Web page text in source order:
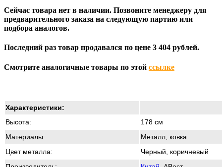
Сейчас товара нет в наличии. Позвоните менеджеру для
предварительного заказа на следующую партию или
подбора аналогов.
Последний раз товар продавался по цене 3 404 рублей.
Смотрите аналогичные товары по этой ссылке
Характеристики:
Высота:
178 см
Материалы:
Металл, ковка
Цвет металла:
Черный, коричневый